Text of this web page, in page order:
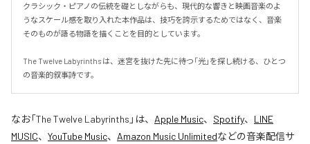
クラシック・ピアノの伝統を礎としながらも、現代的な響きと映画音楽のよ
うなスケール感を取り入れた本作品は、技巧を誇示するためではなく、音楽
そのものが語る物語を描くことを目的としています。
The Twelve Labyrinths は、迷宮を抜けた先に待つ「光」を探し続ける、ひとつ
の音楽的叙事詩です。
なお「The Twelve Labyrinths 」は、 Apple Music、 Spotify、 LINE
MUSIC、 YouTube Music、 Amazon Music Unlimitedなどの音楽配信サ